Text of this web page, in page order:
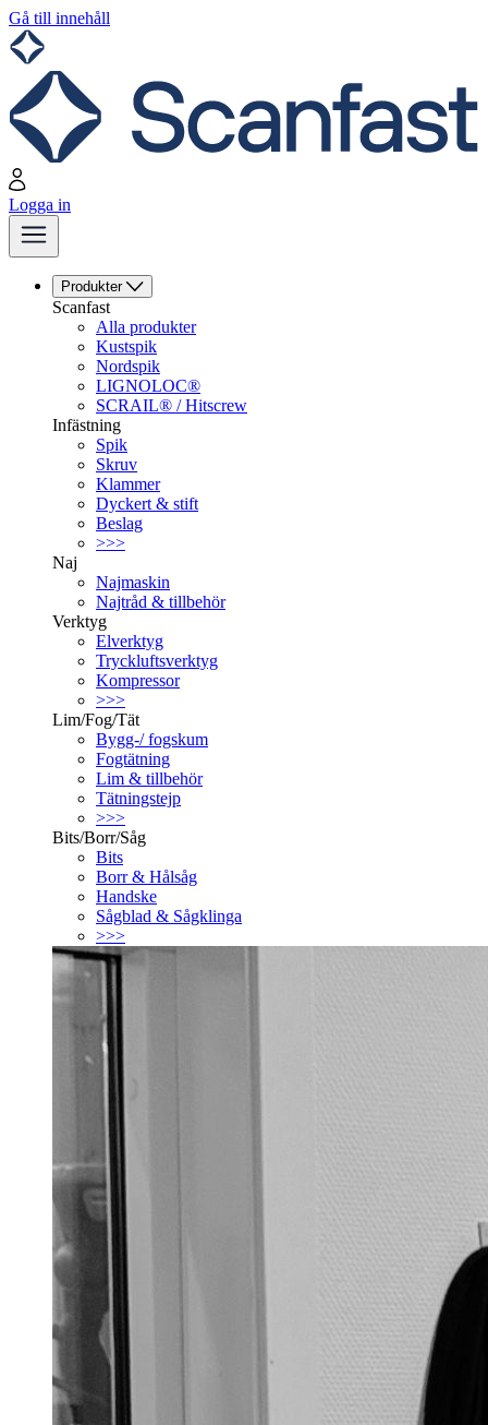
Gå till innehåll
Logga in
Produkter
Scanfast
Alla produkter
Kustspik
Nordspik
LIGNOLOC®
SCRAIL® / Hitscrew
Infästning
Spik
Skruv
Klammer
Dyckert & stift
Beslag
>>>
Naj
Najmaskin
Najtråd & tillbehör
Verktyg
Elverktyg
Tryckluftsverktyg
Kompressor
>>>
Lim/Fog/Tät
Bygg-/ fogskum
Fogtätning
Lim & tillbehör
Tätningstejp
>>>
Bits/Borr/Såg
Bits
Borr & Hålsåg
Handske
Sågblad & Sågklinga
>>>